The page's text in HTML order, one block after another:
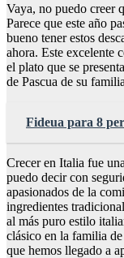
Vaya, no puedo creer
Parece que este año
bueno tener estos
ahora. Este excelente
el plato que se
de Pascua de su
Fideua para 8
Crecer en Italia fue
puedo decir con
apasionados de la
ingredientes
al más puro estilo
clásico en la familia
que hemos llegado a